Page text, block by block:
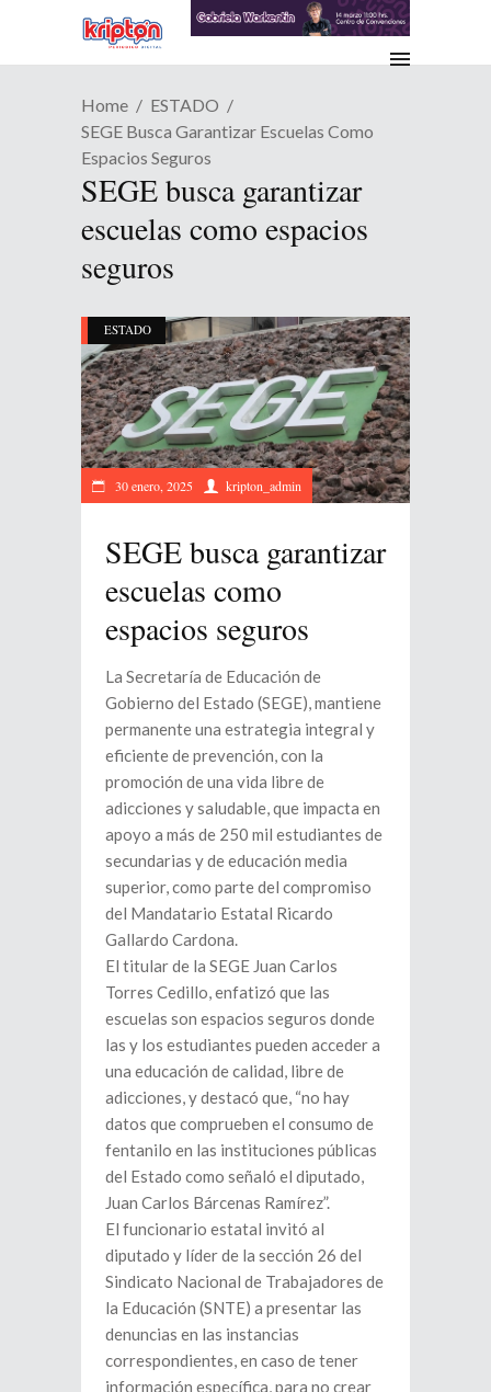
Home
ESTADO
SEGE Busca Garantizar Escuelas Como
Espacios Seguros
SEGE busca garantizar
escuelas como espacios
seguros
ESTADO
30 enero, 2025 kripton_admin
SEGE busca garantizar
escuelas como
espacios seguros
La Secretaría de Educación de
Gobierno del Estado (SEGE), mantiene
permanente una estrategia integral y
eficiente de prevención, con la
promoción de una vida libre de
adicciones y saludable, que impacta en
apoyo a más de 250 mil estudiantes de
secundarias y de educación media
superior, como parte del compromiso
del Mandatario Estatal Ricardo
Gallardo Cardona.
El titular de la SEGE Juan Carlos
Torres Cedillo, enfatizó que las
escuelas son espacios seguros donde
las y los estudiantes pueden acceder a
una educación de calidad, libre de
adicciones, y destacó que, “no hay
datos que comprueben el consumo de
fentanilo en las instituciones públicas
del Estado como señaló el diputado,
Juan Carlos Bárcenas Ramírez”.
El funcionario estatal invitó al
diputado y líder de la sección 26 del
Sindicato Nacional de Trabajadores de
la Educación (SNTE) a presentar las
denuncias en las instancias
correspondientes, en caso de tener
información específica, para no crear